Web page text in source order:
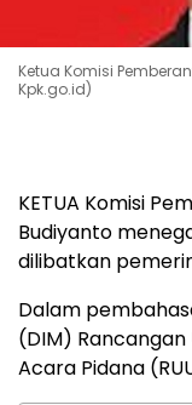
Ketua Komisi
Kpk.go.id)
KETUA Komisi
Budiyanto
dilibatkan
Dalam
(DIM)
Acara Pidana